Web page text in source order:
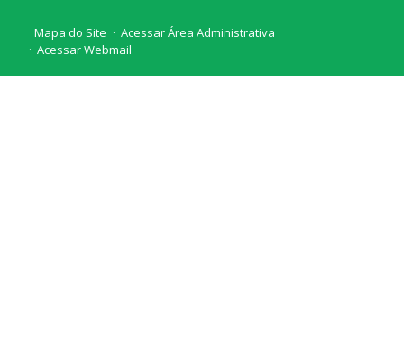
Mapa do Site
Acessar Área Administrativa
Acessar Webmail